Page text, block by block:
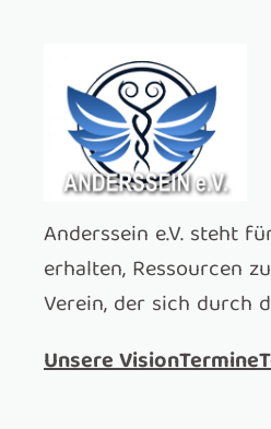
springen
Anderssein e.V. steht
erhalten, Ressourcen
Verein, der sich durch
Unsere VisionTermine